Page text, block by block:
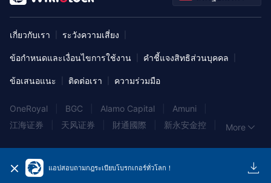
เกี่ยวกับเรา ระวังความเสี่ยง
ข้อกำหนดและเงื่อนไขการใช้งาน คำชี้แจงสิทธิส่วนบุคคล
ข้อเสนอแนะ ติดต่อเรา ความร่วมมือ
OneRoyal BGC Alamo Capital Amuni
江海证券
天风证券 財通國際 新永安金控
Global Investment Strategy
世纪证券
More
แอปสอบถามกฎระเบียบโบรกเกอร์ทั่วโลก！